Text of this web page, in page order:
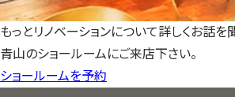
もっとリノベーションについて詳しくお話
青山のショールームにご来店下さい。
ショールームを予約